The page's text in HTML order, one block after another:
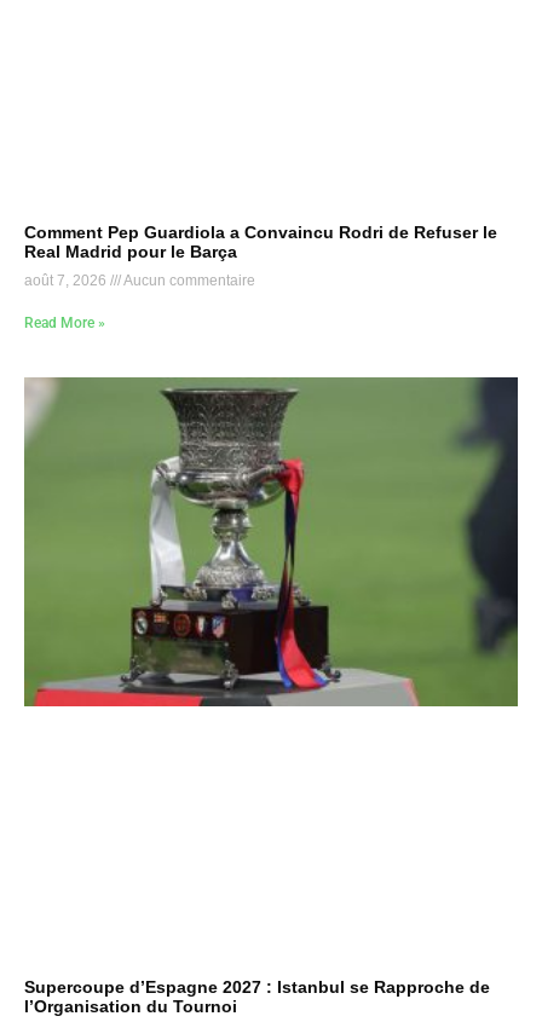
Comment Pep Guardiola a Convaincu Rodri de Refuser le
Real Madrid pour le Barça
août 7, 2026 Aucun commentaire
Read More »
Supercoupe d’Espagne 2027 : Istanbul se Rapproche de
l’Organisation du Tournoi